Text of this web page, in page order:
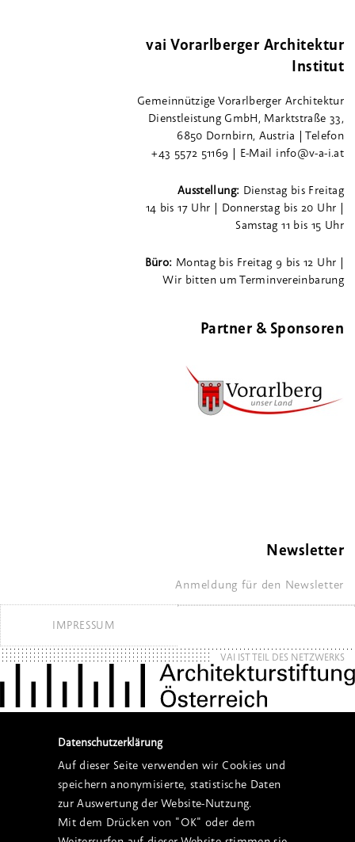
vai Vorarlberger Architektur
Institut
Gemeinnützige Vorarlberger Architektur
Dienstleistung GmbH, Marktstraße 33,
6850 Dornbirn, Austria | Telefon
+43 5572 51169 | E-Mail info@v-a-i.at
Ausstellung: Dienstag bis Freitag
14 bis 17 Uhr | Donnerstag bis 20 Uhr |
Samstag 11 bis 15 Uhr
Büro: Montag bis Freitag 9 bis 12 Uhr |
Wir bitten um Terminvereinbarung
Partner & Sponsoren
Newsletter
Anmeldung für den Newsletter
IMPRESSUM
VAI IST TEIL DES NETZWERKS
Datenschutzerklärung
Auf dieser Seite verwenden wir Cookies und
speichern anonymisierte, statistische Daten
zur Auswertung der Website-Nutzung.
Mit dem Drücken von "OK" oder dem